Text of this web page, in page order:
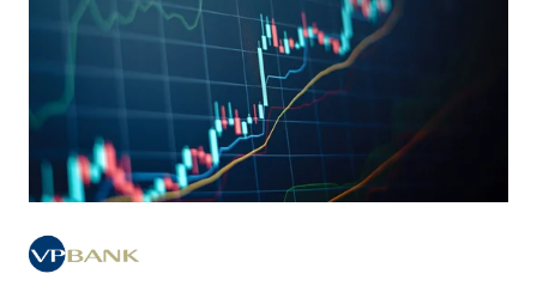
Das Cloud-Tool ermittelt, kalkuliert und
präsentiert die ESG-Werte von bis zu 700’000
Produkten – mit automatisierten und
digitalisierten Workflows